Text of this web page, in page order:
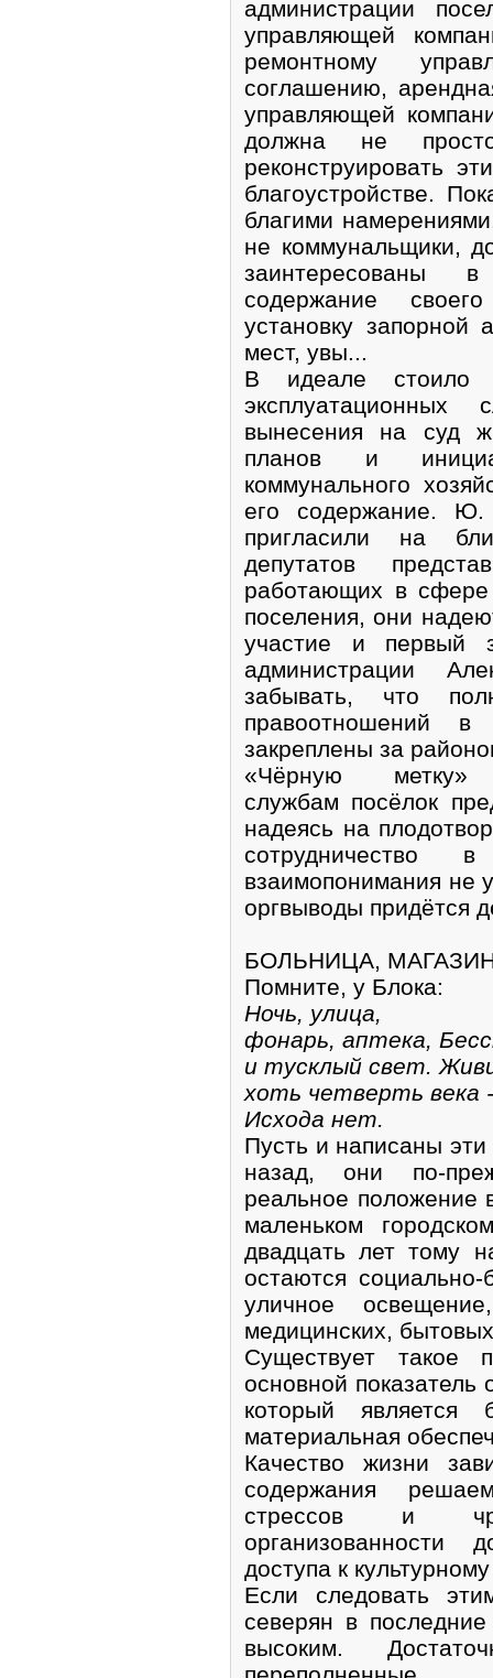
администрации
управляющей
ремонтному
соглашению,
управляющей
должна не
реконструировать
благоустройстве.
благими
не коммунальщики,
заинтересованы
содержание
установку запорной
мест, увы...
В идеале
эксплуатационных
вынесения на суд
планов и
коммунального
его содержание.
пригласили на
депутатов
работающих в сфере
поселения, они
участие и первый
администрации
забывать, что
правоотношений
закреплены за
«Чёрную метку»
службам посёлок
надеясь на
взаимопонимания не
оргвыводы придётся
БОЛЬНИЦА,
Помните, у Блока:
Ночь, улица,
фонарь, аптека,
и тусклый свет.
хоть четверть века
Исхода нет.
Пусть и написаны
назад, они по-
реальное положение
маленьком
двадцать лет тому
остаются
уличное
медицинских, бытовых
Существует такое
основной показатель
который
материальная
Качество жизни
содержания
стрессов и
организованности
доступа к
Если следовать
северян в последние
высоким.